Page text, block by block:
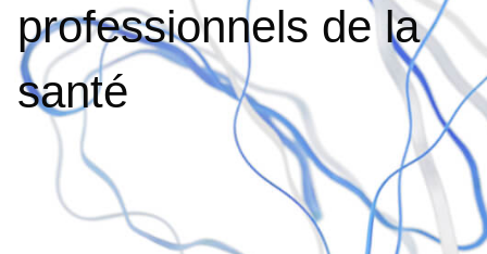
professionnels de la
santé